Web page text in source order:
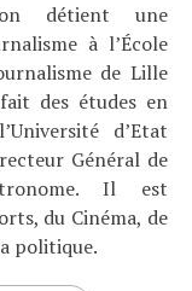
détient une
à l’École
de Lille
des études en
d’Etat
Général de
Il est
du Cinéma, de
politique.